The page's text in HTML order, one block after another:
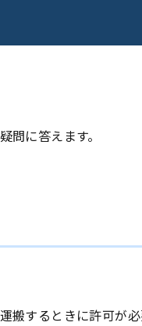
に答えます。
搬するときに許可が